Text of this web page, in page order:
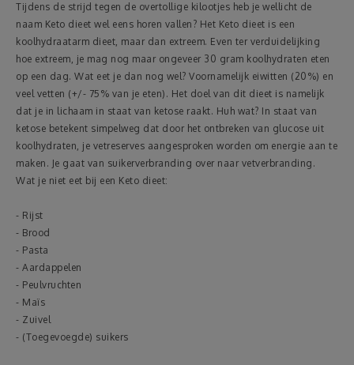
Tijdens de strijd tegen de overtollige kilootjes heb je wellicht de
naam Keto dieet wel eens horen vallen? Het Keto dieet is een
koolhydraatarm dieet, maar dan extreem. Even ter verduidelijking
hoe extreem, je mag nog maar ongeveer 30 gram koolhydraten eten
op een dag. Wat eet je dan nog wel? Voornamelijk eiwitten (20%) en
veel vetten (+/- 75% van je eten). Het doel van dit dieet is namelijk
dat je in lichaam in staat van ketose raakt. Huh wat? In staat van
ketose betekent simpelweg dat door het ontbreken van glucose uit
koolhydraten, je vetreserves aangesproken worden om energie aan te
maken. Je gaat van suikerverbranding over naar vetverbranding.
Wat je niet eet bij een Keto dieet:
- Rijst
- Brood
- Pasta
- Aardappelen
- Peulvruchten
- Maïs
- Zuivel
- (Toegevoegde) suikers